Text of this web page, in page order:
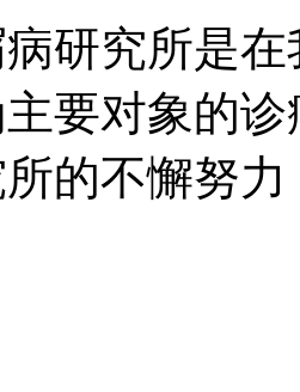
研究所是
要对象的
的不懈努